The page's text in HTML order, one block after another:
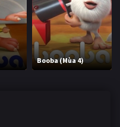
Booba (Mùa 4)